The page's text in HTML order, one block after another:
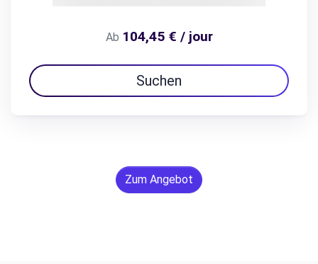
Ab 104,45 € / jour
Suchen
Zum Angebot